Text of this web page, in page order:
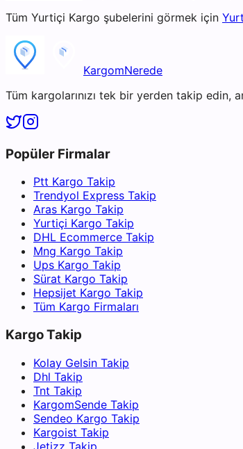
Tüm Yurtiçi Kargo şubelerini görmek için
KargomNerede
Tüm kargolarınızı tek bir yerden takip edin,
Popüler Firmalar
Ptt Kargo Takip
Trendyol Express Takip
Aras Kargo Takip
Yurtiçi Kargo Takip
DHL Ecommerce Takip
Mng Kargo Takip
Ups Kargo Takip
Sürat Kargo Takip
Hepsijet Kargo Takip
Tüm Kargo Firmaları
Kargo Takip
Kolay Gelsin Takip
Dhl Takip
Tnt Takip
KargomSende Takip
Sendeo Kargo Takip
Kargoist Takip
Jetizz Takip